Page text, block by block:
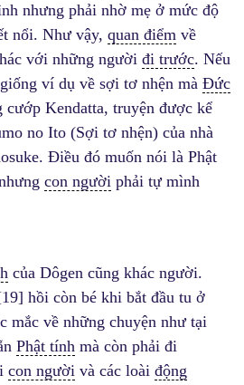
nhưng phải nhờ mẹ ở mức độ
nổi. Như vậy, quan điểm về
với những người đi trước. Nếu
ví dụ về sợi tơ nhện mà Đức
cướp Kendatta, truyện được kể
no Ito (Sợi tơ nhện) của nhà
Điều đó muốn nói là Phật
con người phải tự mình
của Dôgen cũng khác người.
hồi còn bé khi bắt đầu tu ở
mắc về những chuyện như tại
Phật tính mà còn phải đi
con người và các loài động